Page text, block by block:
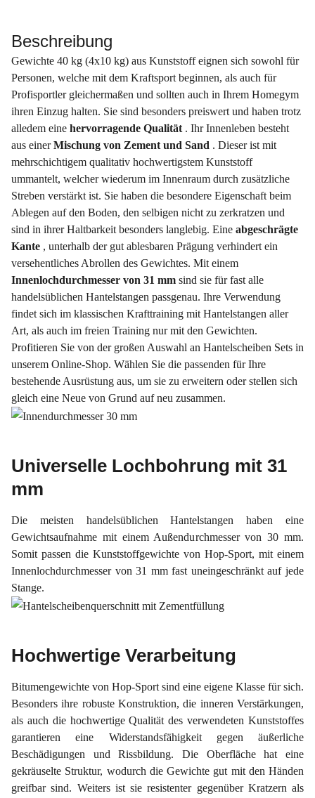
Beschreibung
Gewichte 40 kg (4x10 kg) aus Kunststoff eignen sich sowohl für
Personen, welche mit dem Kraftsport beginnen, als auch für
Profisportler gleichermaßen und sollten auch in Ihrem Homegym
ihren Einzug halten. Sie sind besonders preiswert und haben trotz
alledem eine hervorragende Qualität . Ihr Innenleben besteht
aus einerMischung von Zement und Sand . Dieser ist mit
mehrschichtigem qualitativ hochwertigstem Kunststoff
ummantelt, welcher wiederum im Innenraum durch zusätzliche
Streben verstärkt ist. Sie haben die besondere Eigenschaft beim
Ablegen auf den Boden, den selbigen nicht zu zerkratzen und
sind in ihrer Haltbarkeit besonders langlebig. Eine abgeschrägte
Kante , unterhalb der gut ablesbaren Prägung verhindert ein
versehentliches Abrollen des Gewichtes. Mit einem
Innenlochdurchmesser von 31 mm sind sie für fast alle
handelsüblichen Hantelstangen passgenau. Ihre Verwendung
findet sich im klassischen Krafttraining mit Hantelstangen aller
Art, als auch im freien Training nur mit den Gewichten.
Profitieren Sie von der großen Auswahl an Hantelscheiben Sets in
unserem Online-Shop. Wählen Sie die passenden für Ihre
bestehende Ausrüstung aus, um sie zu erweitern oder stellen sich
gleich eine Neue von Grund auf neu zusammen.
Universelle Lochbohrung mit 31
mm
Die meisten handelsüblichen Hantelstangen haben eine
Gewichtsaufnahme mit einem Außendurchmesser von 30 mm.
Somit passen die Kunststoffgewichte von Hop-Sport, mit einem
Innenlochdurchmesser von 31 mm fast uneingeschränkt auf jede
Stange.
Hochwertige Verarbeitung
Bitumengewichte von Hop-Sport sind eine eigene Klasse für sich.
Besonders ihre robuste Konstruktion, die inneren Verstärkungen,
als auch die hochwertige Qualität des verwendeten Kunststoffes
garantieren eine Widerstandsfähigkeit gegen äußerliche
Beschädigungen und Rissbildung. Die Oberfläche hat eine
gekräuselte Struktur, wodurch die Gewichte gut mit den Händen
greifbar sind. Weiters ist sie resistenter gegenüber Kratzern als